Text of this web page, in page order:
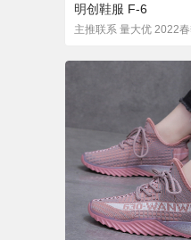
明创鞋服 F-6